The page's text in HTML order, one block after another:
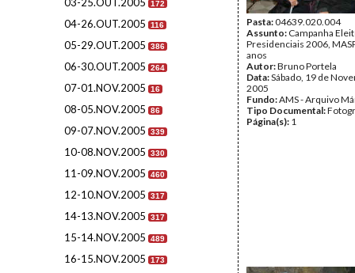
172
04-26.OUT.2005 116
05-29.OUT.2005 386
06-30.OUT.2005 264
07-01.NOV.2005 16
08-05.NOV.2005 86
09-07.NOV.2005 339
10-08.NOV.2005 330
11-09.NOV.2005 460
12-10.NOV.2005 317
14-13.NOV.2005 317
15-14.NOV.2005 489
16-15.NOV.2005 173
Pasta:04639.020.004
Assunto: Campanha
Presidenciais 2006,
anos
Autor:Bruno Portela
Data:Sábado, 19 de
2005
Fundo:AMS - Arquivo
Tipo Documental:
Página(s): 1